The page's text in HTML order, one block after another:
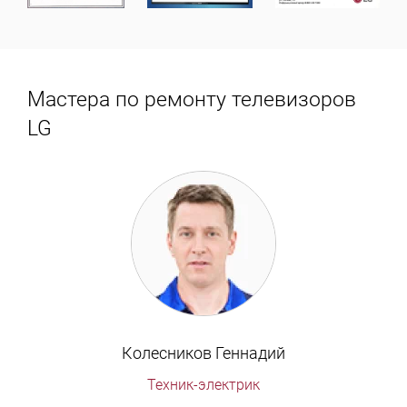
Мастера по ремонту телевизоров
LG
Колесников Геннадий
Техник-электрик